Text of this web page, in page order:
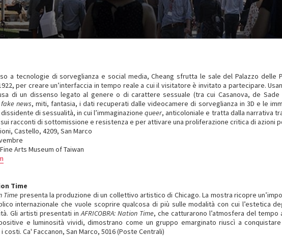
a tecnologie di sorveglianza e social media, Cheang sfrutta le sale del Palazzo delle
per creare un’interfaccia in tempo reale a cui il visitatore è invitato a partecipare.
di un dissenso legato al genere o di carattere sessuale (tra cui Casanova, de
fake news, miti, fantasia, i dati recuperati dalle videocamere di sorveglianza in 3D e le
di sessualità, in cui l’immaginazionequeer, anticoloniale e tratta dalla narrativa
racconti di sottomissione e resistenza e per attivare una proliferazione critica di azioni
Castello, 4209, San Marco
Arts Museum of Taiwan
Time
Time presenta la produzione di un collettivo artistico di Chicago. La mostra ricopre
internazionale che vuole scoprire qualcosa di più sulle modalità con cui l’estetica
Gli artisti presentati inAFRICOBRA: Nation Time, che catturarono l’atmosfera del
e luminosità vividi, dimostrano come un gruppo emarginato riuscì a
Ca' Faccanon, San Marco, 5016 (Poste Centrali)